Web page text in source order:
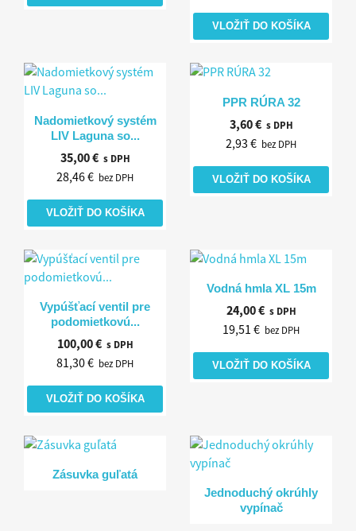
VLOŽIŤ DO KOŠÍKA
Rýchly náhľad
Nadomietkový systém
LIV Laguna so...
35,00 € s DPH
28,46 € bez DPH
VLOŽIŤ DO KOŠÍKA
Rýchly náhľad
PPR RÚRA 32
3,60 € s DPH
2,93 € bez DPH
VLOŽIŤ DO KOŠÍKA
Rýchly náhľad
Vypúšťací ventil pre
podomietkovú...
100,00 € s DPH
81,30 € bez DPH
VLOŽIŤ DO KOŠÍKA
Rýchly náhľad
Vodná hmla XL 15m
24,00 € s DPH
19,51 € bez DPH
VLOŽIŤ DO KOŠÍKA
Rýchly náhľad
Zásuvka guľatá
Rýchly náhľad
Jednoduchý okrúhly
vypínač